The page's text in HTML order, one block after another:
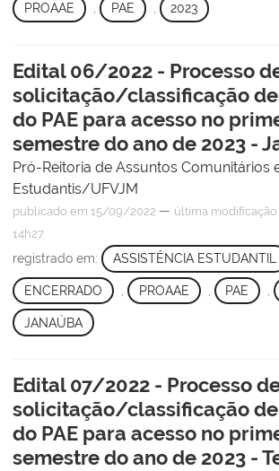
PROAAE , PAE , 2023
Edital 06/2022 - Processo
solicitação/classificação
do PAE para acesso no
semestre do ano de 2023 -
Pró-Reitoria de Assuntos Comunitários
Estudantis/UFVJM
publicado em 15/09/2022 — última modificação
14h27
registrado em: ASSISTÊNCIA ESTUDANTIL
ENCERRADO PROAAE PAE ,
JANAÚBA
Edital 07/2022 - Processo
solicitação/classificação
do PAE para acesso no
semestre do ano de 2023 -